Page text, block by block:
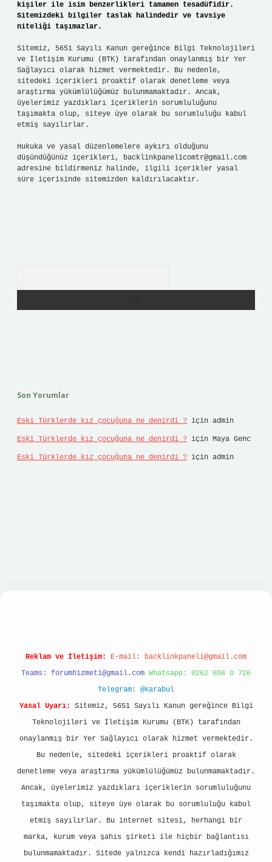
kişiler ile isim benzerlikleri tamamen tesadüfidir.
Sitemizdeki bilgiler taslak halindedir ve tavsiye
niteliği taşımazlar.
Sitemiz, 5651 Sayılı Kanun gereğince Bilgi Teknolojileri
ve İletişim Kurumu (BTK) tarafından onaylanmış bir Yer
Sağlayıcı olarak hizmet vermektedir. Bu nedenle,
sitedeki içerikleri proaktif olarak denetleme veya
araştırma yükümlülüğümüz bulunmamaktadır. Ancak,
üyelerimiz yazdıkları içeriklerin sorumluluğunu
taşımakta olup, siteye üye olarak bu sorumluluğu kabul
etmiş sayılırlar.
Hukuka ve yasal düzenlemelere aykırı olduğunu
düşündüğünüz içerikleri, backlinkpanelicomtr@gmail.com
adresine bildirmeniz halinde, ilgili içerikler yasal
süre içerisinde sitemizden kaldırılacaktır.
Son Yorumlar
Eski Türklerde kız çocuğuna ne denirdi ? için admin
Eski Türklerde kız çocuğuna ne denirdi ? için Maya Genc
Eski Türklerde kız çocuğuna ne denirdi ? için admin
Reklam ve İletişim: E-mail: backlinkpaneli@gmail.com
Teams: forumhizmeti@gmail.com Whatsapp: 0262 606 0 726
Telegram: @karabul
Yasal Uyarı:
Sitemiz, 5651 Sayılı Kanun gereğince Bilgi
Teknolojileri ve İletişim Kurumu (BTK) tarafından
onaylanmış bir Yer Sağlayıcı olarak hizmet vermektedir.
Bu nedenle, sitedeki içerikleri proaktif olarak
denetleme veya araştırma yükümlülüğümüz bulunmamaktadır.
Ancak, üyelerimiz yazdıkları içeriklerin sorumluluğunu
taşımakta olup, siteye üye olarak bu sorumluluğu kabul
etmiş sayılırlar. Bu internet sitesi, herhangi bir
marka, kurum veya şahıs şirketi ile hiçbir bağlantısı
bulunmamaktadır. Sitede yalnızca kendi hazırladığımız